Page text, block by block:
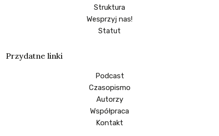
Struktura
Wesprzyj nas!
Statut
Przydatne linki
Podcast
Czasopismo
Autorzy
Współpraca
Kontakt